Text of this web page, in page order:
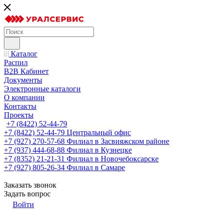
Каталог
Распил
B2B Кабинет
Документы
Электронные каталоги
О компании
Контакты
Проекты
+7 (8422) 52-44-79
+7 (8422) 52-44-79 Центральный офис
+7 (927) 270-57-68 Филиал в Засвияжском районе
+7 (937) 444-68-88 Филиал в Кузнецке
+7 (8352) 21-21-31 Филиал в Новочебоксарске
+7 (927) 805-26-34 Филиал в Самаре
Заказать звонок
Задать вопрос
Войти